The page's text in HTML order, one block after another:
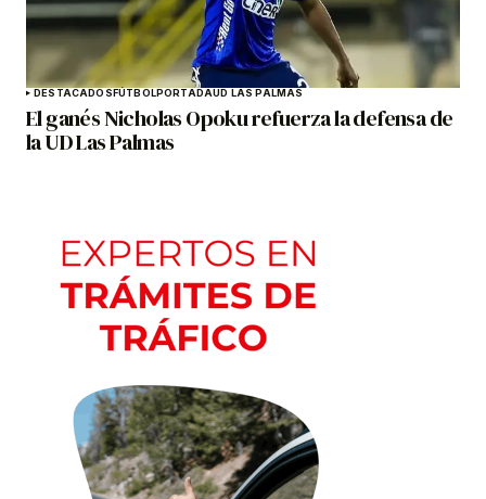
DESTACADOSFÚTBOLPORTADAUD LAS PALMAS
El ganés Nicholas Opoku refuerza la defensa de
la UD Las Palmas